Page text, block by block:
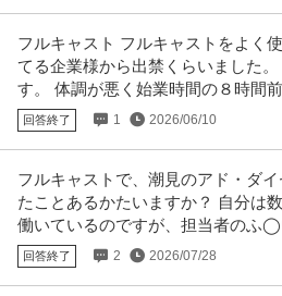
フルキャスト フルキャストをよく
てる企業様から出禁くらいました
す。 体調が悪く始業時間の８時間
回答終了 1 2026/06/10
フルキャストで、潮見のアド・ダ
たことあるかたいますか？ 自分は
働いているのですが、担当者のふ
回答終了 2 2026/07/28